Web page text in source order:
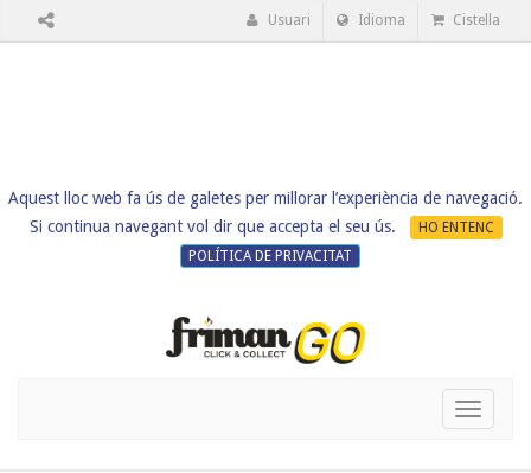
Aquest lloc web fa ús de galetes per millorar l’experiència de navegació.
Si continua navegant vol dir que accepta el seu ús.
HO ENTENC
POLÍTICA DE PRIVACITAT
Usuari Idioma Cistella
Toggle